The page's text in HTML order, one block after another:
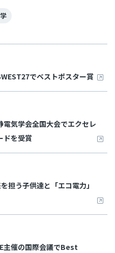
でベストポスター賞
気学会全国大会でエクセレ
ドを受賞
担う子供達と「エコ電力」
主催の国際会議でBest